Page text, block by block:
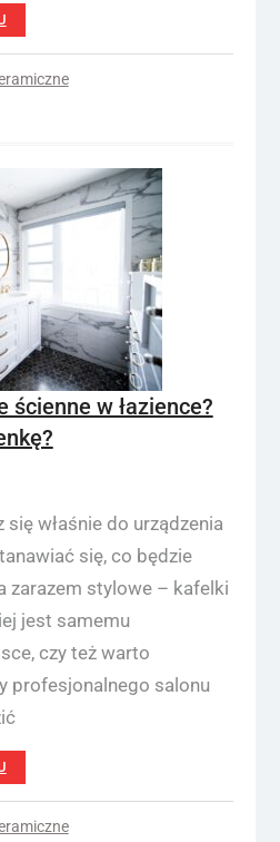
ścienne w łazience?
właśnie do urządzenia
się, co będzie
zarazem stylowe – kafelki
jest samemu
czy też warto
profesjonalnego salonu